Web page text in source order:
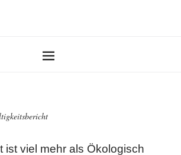
ist viel mehr als Ökologisch